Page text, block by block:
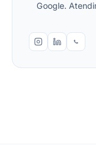
Google.